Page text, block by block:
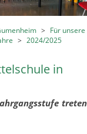
>
Für unsere
> 2024/2025
in
treten